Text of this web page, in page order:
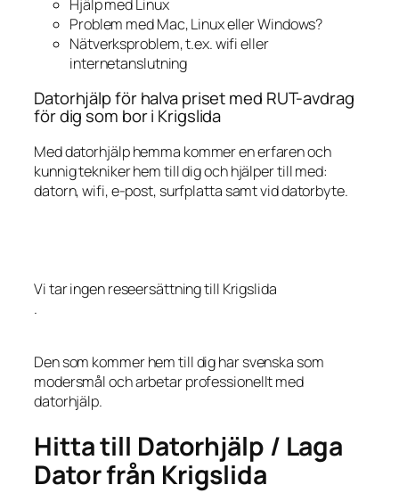
Hjälp med Linux
Problem med Mac, Linux eller Windows?
Nätverksproblem, t.ex. wifi eller
internetanslutning
Datorhjälp för halva priset med RUT-avdrag
för dig som bor i Krigslida
Med datorhjälp hemma kommer en erfaren och
kunnig tekniker hem till dig och hjälper till med:
datorn, wifi, e-post, surfplatta samt vid datorbyte.
Vi tar ingen reseersättning till Krigslida
.
Den som kommer hem till dig har svenska som
modersmål och arbetar professionellt med
datorhjälp.
Hitta till Datorhjälp / Laga
Dator från Krigslida